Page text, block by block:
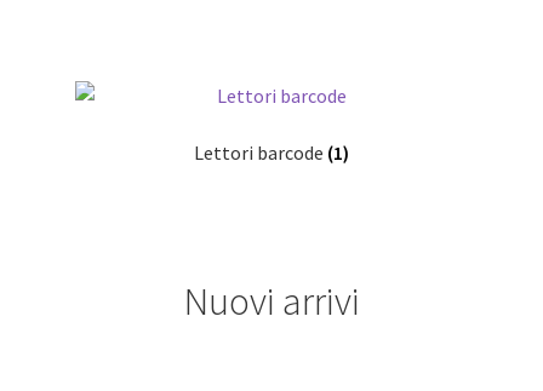
Lettori barcode (1)
Nuovi arrivi